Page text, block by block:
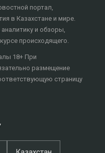
портал,
в Казахстане и мире.
и обзоры,
происходящего.
18+ При
размещение
страницу